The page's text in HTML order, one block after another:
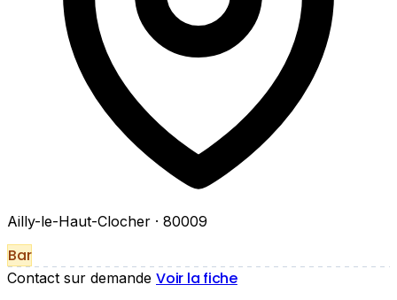
Ailly-le-Haut-Clocher · 80009
Bar
Contact sur demande Voir la fiche